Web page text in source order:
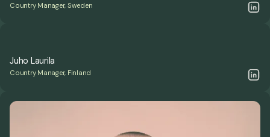
Country Manager, Sweden
Juho Laurila
Country Manager, Finland